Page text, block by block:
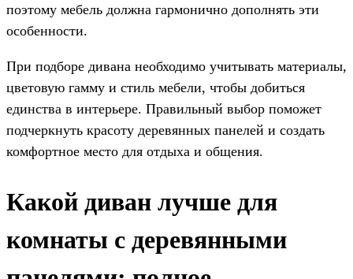
поэтому мебель должна гармонично дополнять эти
особенности.
При подборе дивана необходимо учитывать материалы,
цветовую гамму и стиль мебели, чтобы добиться
единства в интерьере. Правильный выбор поможет
подчеркнуть красоту деревянных панелей и создать
комфортное место для отдыха и общения.
Какой диван лучше для
комнаты с деревянными